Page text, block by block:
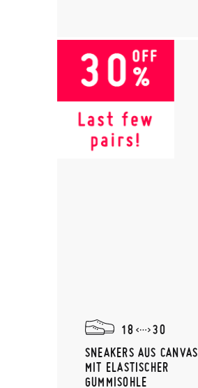
18
30
SNEAKERS AUS CANVAS
MIT ELASTISCHER
GUMMISOHLE